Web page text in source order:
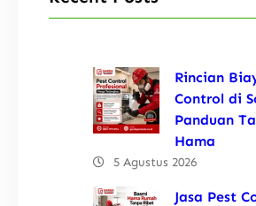
Rincian
Control di
Panduan
Hama
5 Agustus 2026
Jasa Pest